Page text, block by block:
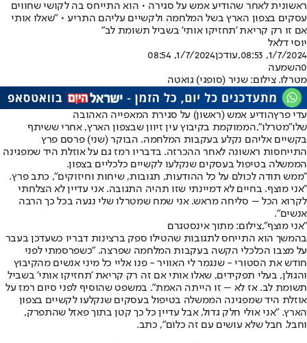
ראשונית לאחר שהודיע אמש על סגירה • הוא התייחס בה לקושי שחווים
עסקים בצפון הארץ בשל המלחמה ולקשיים עליהם התריע • "שאלו אותי
אם זו רק קריאת 'תחזיקו אותי' בשביל תשומת לב"
יוסי דלאל
1/7/2024, 08:53
,עודכן1/7/2024, 08:54
0השמעה
מטרלו. צילום: שניר (סופגי) גואטה
עדי פרץהודיע אמש (ראשון) על סגירת המאפייה האהובה
שלו"מטרלו",הממוקמת בקיבוץ עין זיוון שבצפון הארץ, אחרי ששיתף
בקשיים אליהם נקלע בעקבות המלחמה. הבוקר (שני) פרסם פרץ
התייחסות ראשונה לאחר ההכרזה. בדבריו רמז גם על אוזלת היד שמפגינה
הממשלה בטיפול בעסקים שנקלעו לקשיים כלכליים בצפון.
"ממש תודה לכולם על כל ההודעות, תגובות, שיחות וחיזוקים", כתב פרץ.
"אני מוצף. בחיים לא דמיינתי שזו תהיה התגובה. אני עדיין לא הצלחתי
לקרוא הכל – סליחה מראש. אני שמח שמטרלו שלי נגעה בכל כך הרבה
אנשים".
"אני מוצף",צילום: מתוך אינסטגרם
בהמשך הוא התייחס לתגובות שהטילו ספק ברצינות דבריו כשעדכן בעבר
על מצבו הכלכלי הקשה בעקבות המלחמה שפרצה. "כשפרסמתי לפני
חודש את הסטורי - שנגמר לי האוויר - פנו אליי כל מיני אנשים מהקיבוץ
והגולן, בעלי תפקידים, שאלו אותי אם זה רק קריאת 'תחזיקו אותי' בשביל
תשומת לב. אז לא – זו הייתה האמת". במשפט שהוסיף לפני סיום רמז על
אוזלת היד שמפגינה הממשלה בטיפול בעסקים שנקלעו לקשיים בצפון
הארץ. "אני אולי חלק גדול, אבל עדיין כל כך קטן בתוך פאזל שהתפרק,
וחבל. חבל שלא עושים עם זה כלום", כתב.